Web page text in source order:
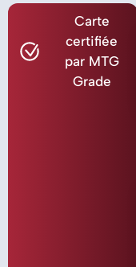
Carte
certifiée
par MTG
Grade